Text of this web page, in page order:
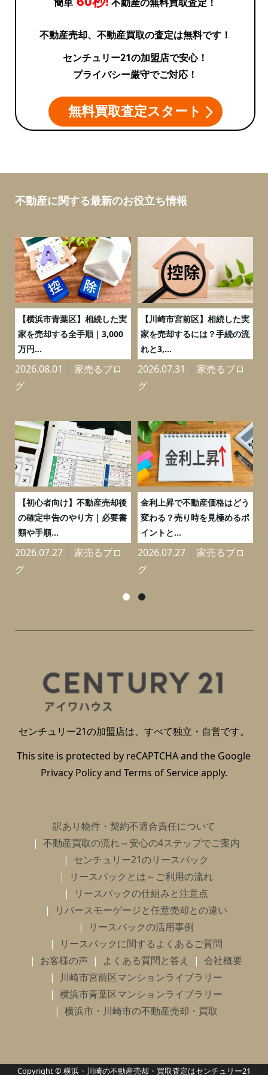
簡単 不動産の無料買取査定！
不動産売却、不動産買取の査定は無料です！
センチュリー21の加盟店で安心！
プライバシー厳守でご対応！
無料買取査定スタート
不動産に関する最新のお役立ち情報
【横浜市青葉区】相続した実
家を売却する全手順｜3,000
万円...
2026.08.01
家売るブロ
グ
【川崎市宮前区】相続した実
家を売却するには？手続の流
れと3,...
2026.07.31
家売るブロ
グ
【初心者向け】不動産売却後
の確定申告のやり方｜必要書
類や手順...
2026.07.27
家売るブロ
グ
金利上昇で不動産価格はどう
変わる？売り時を見極めるポ
イントと...
2026.07.27
家売るブロ
グ
センチュリー21の加盟店は、すべて独立・自営です。
This site is protected by reCAPTCHA and the Google
Privacy Policyand Terms of Serviceapply.
訳あり物件・契約不適合責任について
不動産買取の流れ～安心の4ステップでご案内
センチュリー21のリースバック
リースバックとは～ご利用の流れ
リースバックの仕組みと注意点
リバースモーゲージと任意売却との違い
リースバックの活用事例
リースバックに関するよくあるご質問
お客様の声
よくある質問と答え
会社概要
川崎市宮前区マンションライブラリー
横浜市青葉区マンションライブラリー
横浜市・川崎市の不動産売却・買取
Copyright © 横浜・川崎の不動産売却・買取査定はセンチュリー21